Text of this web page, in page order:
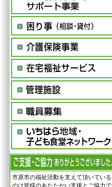
市原市の福祉活動を支えて頂いている
のは皆様のあたたかい支援とご協力で